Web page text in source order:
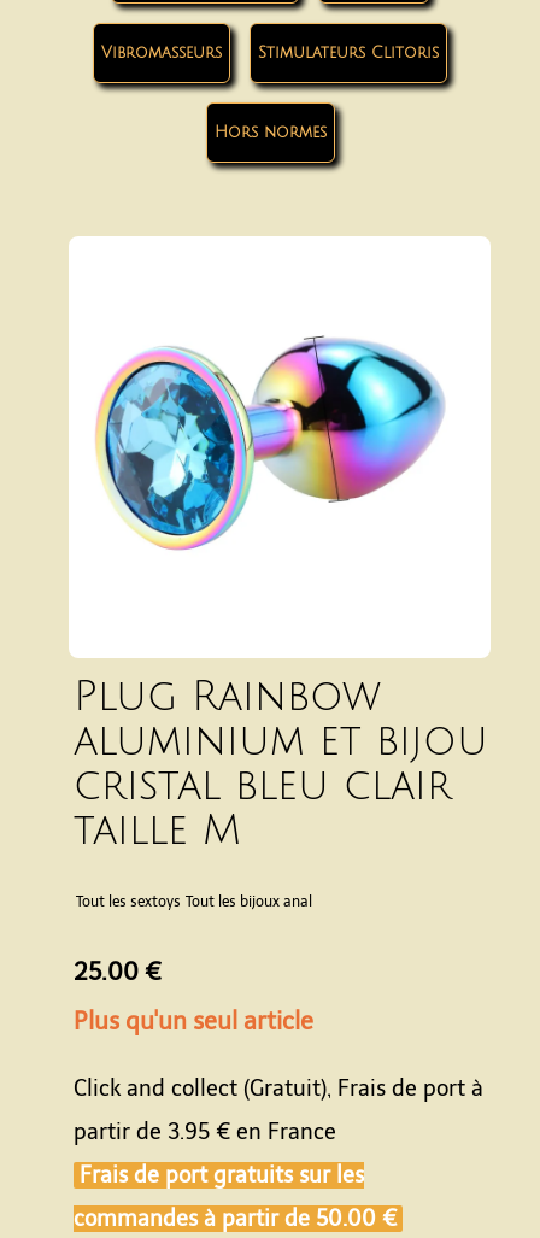
Vibromasseurs Stimulateurs Clitoris
Hors normes
Plug Rainbow
aluminium et bijou
cristal bleu clair
taille M
Tout les sextoys Tout les bijoux anal
25.00 €
Plus qu'un seul article
Click and collect (Gratuit), Frais de port à
partir de 3.95 € en France
Frais de port gratuits sur les
commandes à partir de 50.00 €